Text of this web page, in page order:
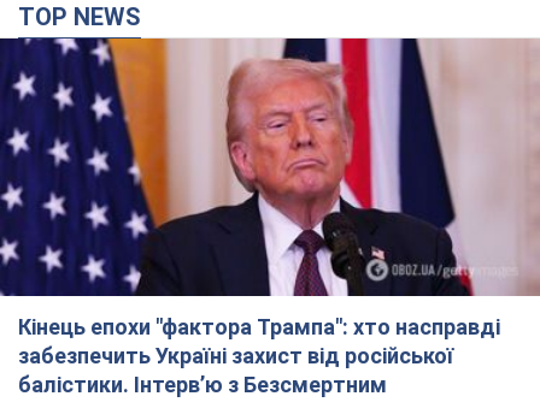
TOP NEWS
Кінець епохи "фактора Трампа": хто насправді
забезпечить Україні захист від російської
балістики. Інтерв’ю з Безсмертним